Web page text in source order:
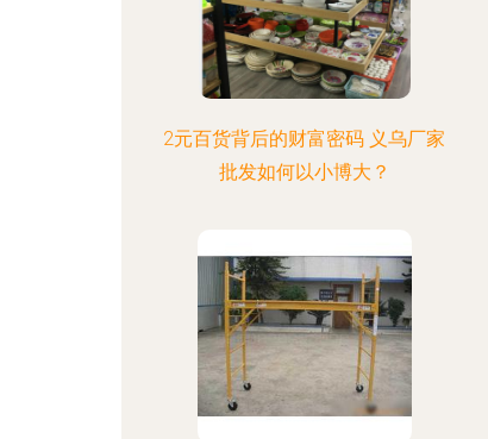
2元百货背后的财富密码 义乌厂家
批发如何以小博大？